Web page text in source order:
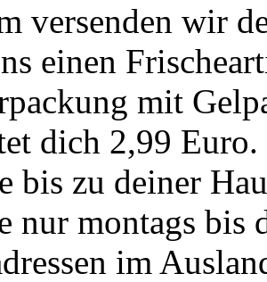
versenden wir
einen
mit
dich 2,99
bis zu deiner
nur montags bis
im